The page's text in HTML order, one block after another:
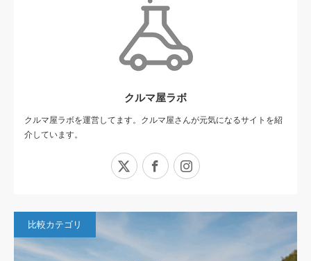
クルマ屋ラボ
クルマ屋ラボを運営してます。クルマ屋さんが元気になるサイトを紹
介しています。
Facebook
比較カテゴリ